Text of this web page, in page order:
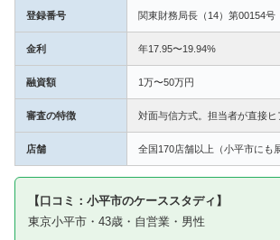
登録番号 関東財務局長（14）第00154号
金利 年17.95〜19.94%
融資額 1万〜50万円
審査の特徴 対面与信方式。担当者が直接ヒ
店舗 全国170店舗以上（小平市にも
【口コミ：小平市のケーススタディ】
東京小平市・43歳・自営業・男性